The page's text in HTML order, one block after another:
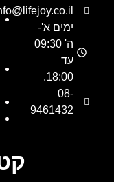
ימים א'-
ה' 09:30
עד
18:00.
08-
9461432